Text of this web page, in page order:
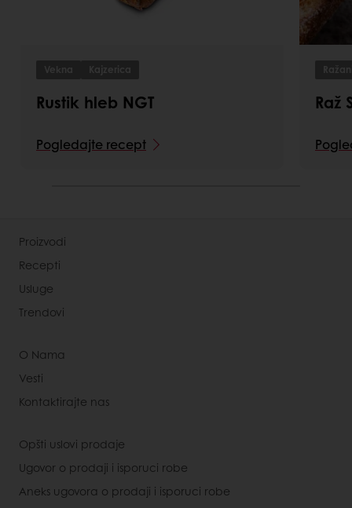
Vekna Kajzerica
Rustik hleb NGT
Pogledajte recept
Raž
Proizvodi
Recepti
Usluge
Trendovi
O Nama
Vesti
Kontaktirajte nas
Opšti uslovi prodaje
Ugovor o prodaji i isporuci robe
Aneks ugovora o prodaji i isporuci robe